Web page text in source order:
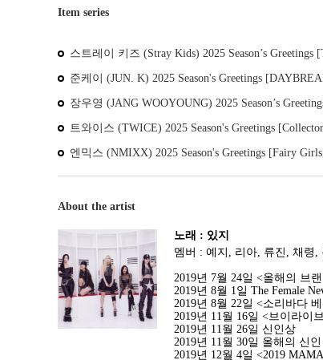
Item series
스트레이 키즈 (Stray Kids) 2025 Season’s Greetings
준케이 (JUN. K) 2025 Season's Greetings
장우영 (JANG WOOYOUNG) 2025 Season’s
트와이스 (TWICE) 2025 Season's Greetings
엔믹스 (NMIXX) 2025 Season's Greetings [Fairy
About the artist
노래 : 있지
멤버 : 예지, 리아, 류진, 채령,
2019년 7월 24일 <올해의 브
2019년 8월 1일 The Female
2019년 8월 22일 <소리바다
2019년 11월 16일 <브이라이
2019년 11월 26일 신인상
2019년 11월 30일 올해의 신
2019년 12월 4일 <2019